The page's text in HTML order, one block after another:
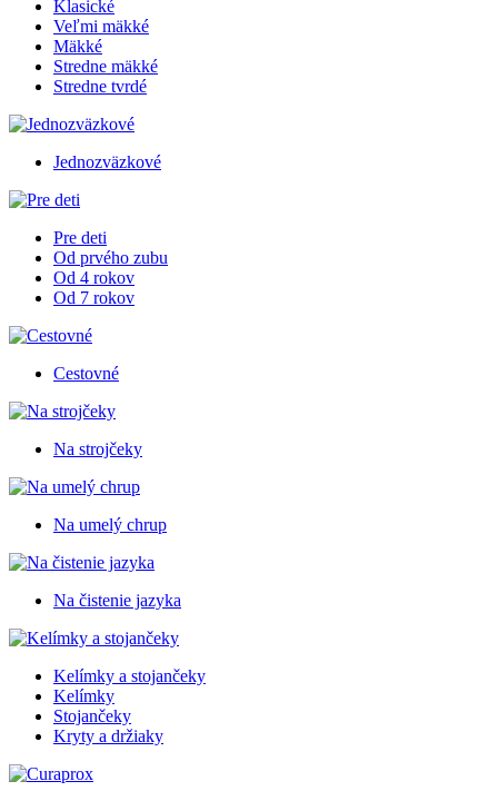
Klasické
Veľmi mäkké
Mäkké
Stredne mäkké
Stredne tvrdé
Jednozväzkové
Pre deti
Od prvého zubu
Od 4 rokov
Od 7 rokov
Cestovné
Na strojčeky
Na umelý chrup
Na čistenie jazyka
Kelímky a stojančeky
Kelímky
Stojančeky
Kryty a držiaky